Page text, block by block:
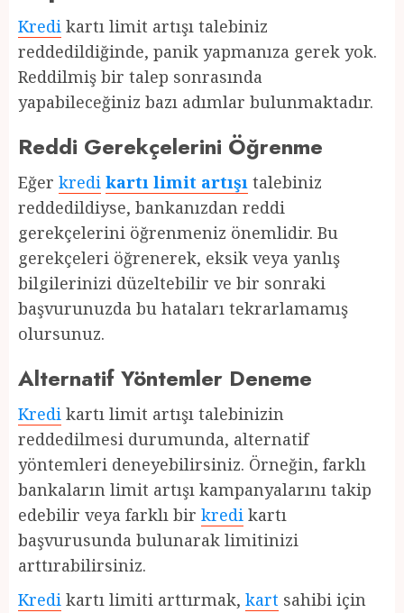
Kredi kartı limit artışı talebiniz
reddedildiğinde, panik yapmanıza gerek yok.
Reddilmiş bir talep sonrasında
yapabileceğiniz bazı adımlar bulunmaktadır.
Reddi Gerekçelerini Öğrenme
Eğer kredi kartı limit artışı talebiniz
reddedildiyse, bankanızdan reddi
gerekçelerini öğrenmeniz önemlidir. Bu
gerekçeleri öğrenerek, eksik veya yanlış
bilgilerinizi düzeltebilir ve bir sonraki
başvurunuzda bu hataları tekrarlamamış
olursunuz.
Alternatif Yöntemler Deneme
Kredi kartı limit artışı talebinizin
reddedilmesi durumunda, alternatif
yöntemleri deneyebilirsiniz. Örneğin, farklı
bankaların limit artışı kampanyalarını takip
edebilir veya farklı bir kredi kartı
başvurusunda bulunarak limitinizi
arttırabilirsiniz.
Kredi kartı limiti arttırmak, kart sahibi için